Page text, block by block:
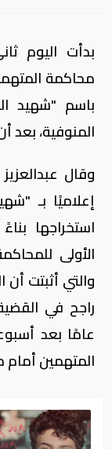
بدأت اليوم
محاكمة
باسم "شهيد
المنوفية، بعد
وقال
إعلاميًا بـ
استخراجها
والتي أثبتت
عامًا بعد
المتهمين